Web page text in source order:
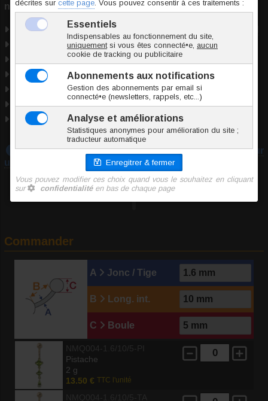
nombrilpour dormir ou la baignade.
Acier chirurgical+Argent 925‰
Taille unique
Utilisable pour : piercing nombril, piercing lobe.
Inoki
Origine Thaïlande
Conformité RSGP
Téléchargez notre guide :Prendre les mesures pour
un piercing
Commander
A Jonc / Tige
B Long. int.
C Boule
Pistache
2 g
13.50 € TTC l'unité